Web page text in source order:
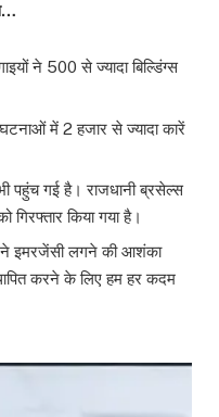
ने 500 से ज्यादा बिल्डिंग्स
में 2 हजार से ज्यादा कारें
पहुंच गई है। राजधानी ब्रसेल्स
किया गया है।
ने इमरजेंसी लगने की आशंका
करने के लिए हम हर कदम